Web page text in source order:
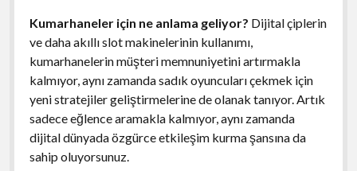
Kumarhaneler için ne anlama geliyor? Dijital çiplerin
ve daha akıllı slot makinelerinin kullanımı,
kumarhanelerin müşteri memnuniyetini artırmakla
kalmıyor, aynı zamanda sadık oyuncuları çekmek için
yeni stratejiler geliştirmelerine de olanak tanıyor. Artık
sadece eğlence aramakla kalmıyor, aynı zamanda
dijital dünyada özgürce etkileşim kurma şansına da
sahip oluyorsunuz.